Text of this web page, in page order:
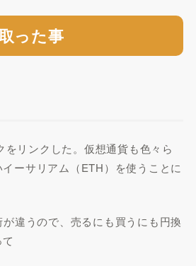
った事
リンクした。仮想通貨も色々ら
ーサリアム（ETH）を使うことに
違うので、売るにも買うにも円換